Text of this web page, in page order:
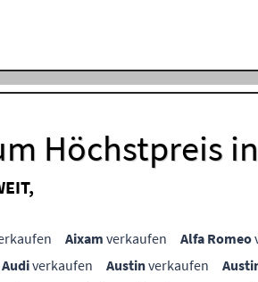
Höchstpreis
Aixam verkaufen Alfa Romeo
Audiverkaufen Austinverkaufen